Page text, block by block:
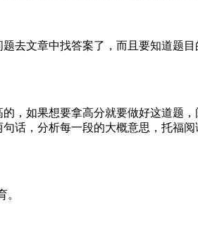
文章中找答案了，而且要知道题
如果想要拿高分就要做好这道题
话，分析每一段的大概意思，托福
。